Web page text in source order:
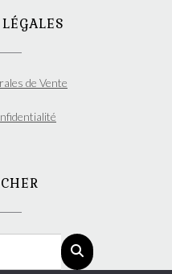
de Vente